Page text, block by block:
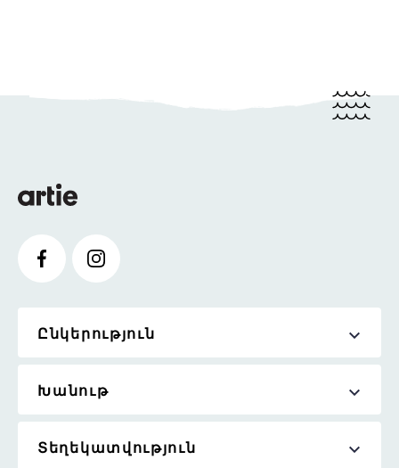
Ընկերություն
Խանութ
Տեղեկատվություն